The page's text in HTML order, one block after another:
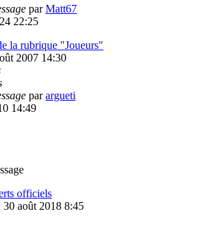
parMatt67
22:25
la rubrique "Joueurs"
2007 14:30
parargueti
14:49
officiels
30 août 2018 8:45